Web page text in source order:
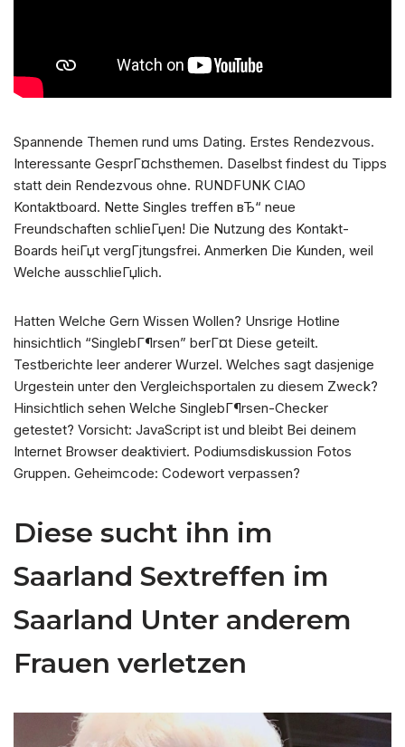
Spannende Themen rund ums Dating. Erstes Rendezvous.
Interessante GesprГ¤chsthemen. Daselbst findest du Tipps
statt dein Rendezvous ohne. RUNDFUNK CIAO
Kontaktboard. Nette Singles treffen вЂ“ neue
Freundschaften schlieГџen! Die Nutzung des Kontakt-
Boards heiГџt vergГјtungsfrei. Anmerken Die Kunden, weil
Welche ausschlieГџlich.
Hatten Welche Gern Wissen Wollen? Unsrige Hotline
hinsichtlich “SinglebГ¶rsen” berГ¤t Diese geteilt.
Testberichte leer anderer Wurzel. Welches sagt dasjenige
Urgestein unter den Vergleichsportalen zu diesem Zweck?
Hinsichtlich sehen Welche SinglebГ¶rsen-Checker
getestet? Vorsicht: JavaScript ist und bleibt Bei deinem
Internet Browser deaktiviert. Podiumsdiskussion Fotos
Gruppen. Geheimcode: Codewort verpassen?
Diese sucht ihn im
Saarland Sextreffen im
Saarland Unter anderem
Frauen verletzen